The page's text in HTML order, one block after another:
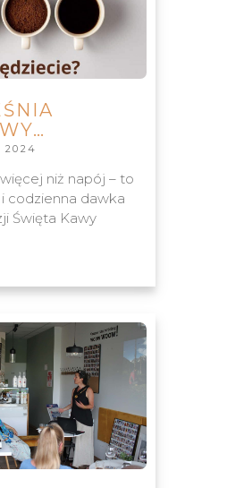
2024
niż napój – to
codzienna dawka
Święta Kawy